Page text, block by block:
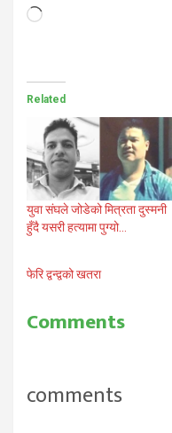
Loading…
Related
युवा संघले जोडेको मित्रता दुस्मनी
हुँदै यसरी हत्यामा पुग्यो…
फेरि द्वन्द्वको खतरा
Comments
comments